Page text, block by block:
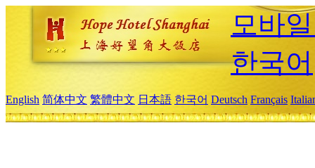
모바
한국어
English 简体中文 繁體中文 日本語 한국어 Deutsch Français